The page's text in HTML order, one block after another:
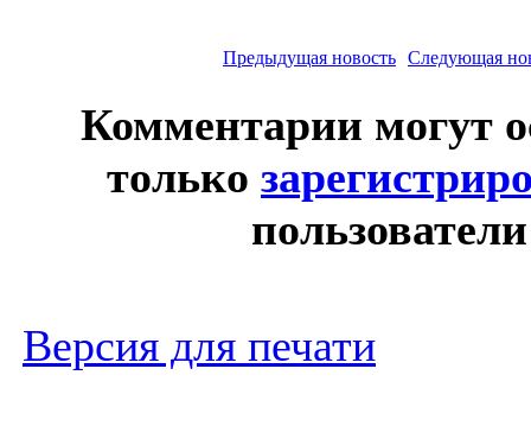
Предыдущая новость Следующая
Комментарии могут
только
Версия для печати